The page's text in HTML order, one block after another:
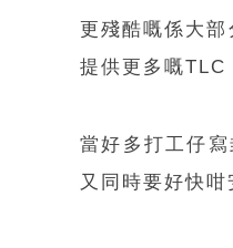
更殘酷嘅係大
提供更多嘅
當好多打工仔
又同時要好快